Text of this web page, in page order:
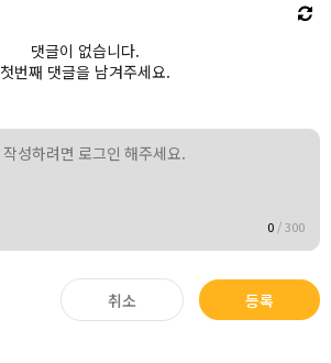
댓글이 없습니다.
첫번째 댓글을 남겨주세요.
0 /300
취소 등록